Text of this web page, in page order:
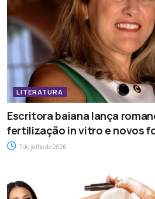
LITERATURA
Escritora baiana lança
fertilização in vitro e novos
7 de julho de 2026